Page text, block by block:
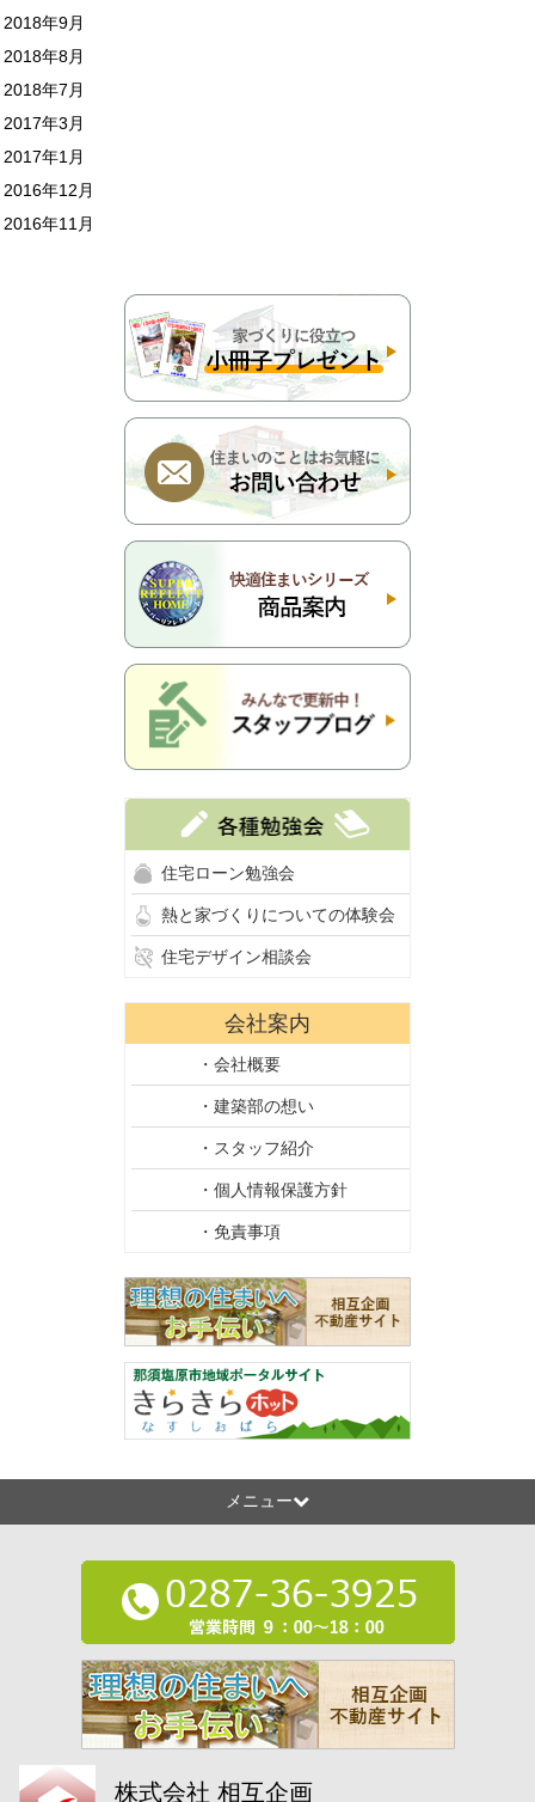
2018年9月
2018年8月
2018年7月
2017年3月
2017年1月
2016年12月
2016年11月
住宅ローン勉強会
熱と家づくりについての体験会
住宅デザイン相談会
会社案内
・会社概要
・建築部の想い
・スタッフ紹介
・個人情報保護方針
・免責事項
メニュー
株式会社 相互企画